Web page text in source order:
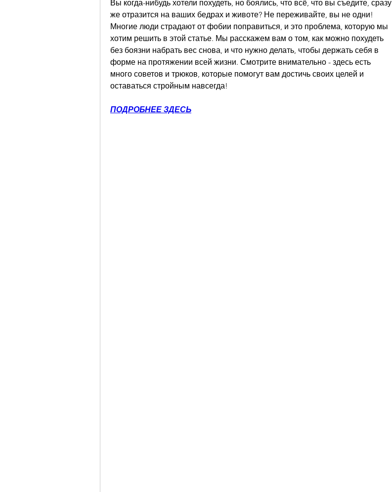
Вы когда-нибудь хотели похудеть, но боялись, что всё, что вы съедите, сразу
же отразится на ваших бедрах и животе? Не переживайте, вы не одни!
Многие люди страдают от фобии поправиться, и это проблема, которую мы
хотим решить в этой статье. Мы расскажем вам о том, как можно похудеть
без боязни набрать вес снова, и что нужно делать, чтобы держать себя в
форме на протяжении всей жизни. Смотрите внимательно - здесь есть
много советов и трюков, которые помогут вам достичь своих целей и
оставаться стройным навсегда!
ПОДРОБНЕЕ ЗДЕСЬ